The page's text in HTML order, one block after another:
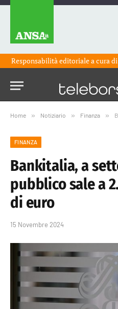
Responsabilità editoriale a cura
Home » Notiziario » Finanza »
FINANZA
Bankitalia, a
pubblico sale a
di euro
15 Novembre 2024